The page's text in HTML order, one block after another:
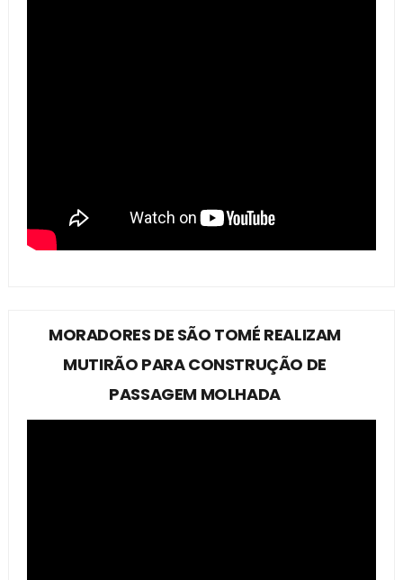
MORADORES DE SÃO TOMÉ REALIZAM
MUTIRÃO PARA CONSTRUÇÃO DE
PASSAGEM MOLHADA